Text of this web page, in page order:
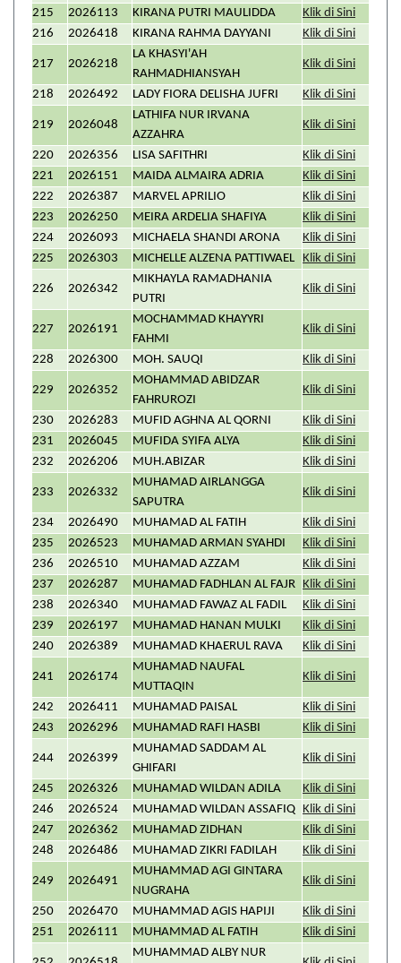
215 2026113 KIRANA PUTRI MAULIDDA
Klik di Sini
216
2026418 KIRANA RAHMA DAYYANI Klik di Sini
217 2026218
LA KHASYI'AH
RAHMADHIANSYAH
Klik di Sini
218 2026492 LADY FIORA DELISHA JUFRI Klik di Sini
219 2026048
LATHIFA NUR IRVANA
AZZAHRA
Klik di Sini
220 2026356 LISA SAFITHRI
Klik di Sini
221
2026151 MAIDA ALMAIRA ADRIA
Klik di Sini
222
2026387 MARVEL APRILIO
Klik di Sini
223
2026250 MEIRA ARDELIA SHAFIYA
Klik di Sini
224
2026093 MICHAELA SHANDI ARONA
Klik di Sini
225
2026303 MICHELLE ALZENA PATTIWAEL Klik di Sini
226 2026342
MIKHAYLA RAMADHANIA
PUTRI
Klik di Sini
227 2026191
MOCHAMMAD KHAYYRI
FAHMI
Klik di Sini
228 2026300 MOH. SAUQI Klik di Sini
229 2026352
MOHAMMAD ABIDZAR
FAHRUROZI
Klik di Sini
230 2026283 MUFID AGHNA AL QORNI
Klik di Sini
231
2026045 MUFIDA SYIFA ALYA
Klik di Sini
232
2026206 MUH.ABIZAR Klik di Sini
233 2026332
MUHAMAD AIRLANGGA
SAPUTRA
Klik di Sini
234 2026490 MUHAMAD AL FATIH
Klik di Sini
235
2026523 MUHAMAD ARMAN SYAHDI
Klik di Sini
236
2026510 MUHAMAD AZZAM
Klik di Sini
237
2026287 MUHAMAD FADHLAN AL FAJR Klik di Sini
238
2026340 MUHAMAD FAWAZ AL FADIL
Klik di Sini
239
2026197 MUHAMAD HANAN MULKI
Klik di Sini
240
2026389 MUHAMAD KHAERUL RAVA Klik di Sini
241 2026174
MUHAMAD NAUFAL
MUTTAQIN
Klik di Sini
242 2026411 MUHAMAD PAISAL
Klik di Sini
243
2026296 MUHAMAD RAFI HASBI Klik di Sini
244 2026399
MUHAMAD SADDAM AL
GHIFARI
Klik di Sini
245 2026326 MUHAMAD WILDAN ADILA
Klik di Sini
246
2026524 MUHAMAD WILDAN ASSAFIQ Klik di Sini
247
2026362 MUHAMAD ZIDHAN
Klik di Sini
248
2026486 MUHAMAD ZIKRI FADILAH Klik di Sini
249 2026491
MUHAMMAD AGI GINTARA
NUGRAHA
Klik di Sini
250 2026470 MUHAMMAD AGIS HAPIJI
Klik di Sini
251
2026111 MUHAMMAD AL FATIH Klik di Sini
MUHAMMAD ALBY NUR